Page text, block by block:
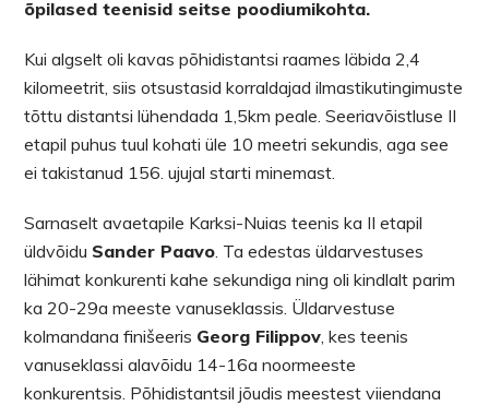
õpilased teenisid seitse poodiumikohta.
Kui algselt oli kavas põhidistantsi raames läbida 2,4
kilomeetrit, siis otsustasid korraldajad ilmastikutingimuste
tõttu distantsi lühendada 1,5km peale. Seeriavõistluse II
etapil puhus tuul kohati üle 10 meetri sekundis, aga see
ei takistanud 156. ujujal starti minemast.
Sarnaselt avaetapile Karksi-Nuias teenis ka II etapil
üldvõidu Sander Paavo. Ta edestas üldarvestuses
lähimat konkurenti kahe sekundiga ning oli kindlalt parim
ka 20-29a meeste vanuseklassis. Üldarvestuse
kolmandana finišeeris Georg Filippov, kes teenis
vanuseklassi alavõidu 14-16a noormeeste
konkurentsis. Põhidistantsil jõudis meestest viiendana